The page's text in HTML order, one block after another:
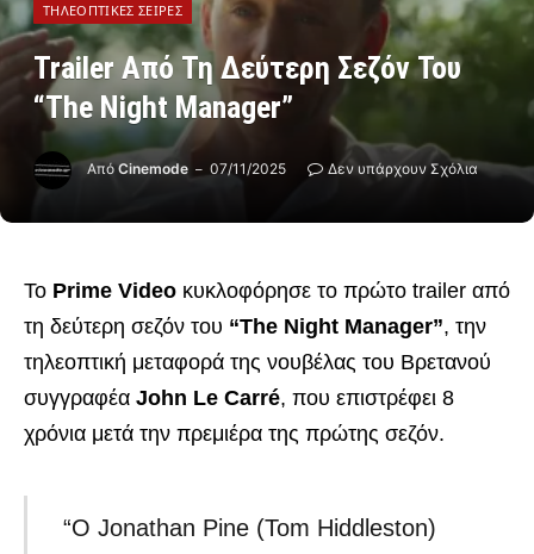
ΤΗΛΕΟΠΤΙΚΈΣ ΣΕΙΡΈΣ
Trailer Από Τη Δεύτερη Σεζόν Του
“The Night Manager”
Από Cinemode 07/11/2025 Δεν υπάρχουν Σχόλια
Το Prime Video κυκλοφόρησε το πρώτο trailer από
τη δεύτερη σεζόν του “The Night Manager”, την
τηλεοπτική μεταφορά της νουβέλας του Βρετανού
συγγραφέα John Le Carré, που επιστρέφει 8
χρόνια μετά την πρεμιέρα της πρώτης σεζόν.
“Ο Jonathan Pine (Tom Hiddleston)